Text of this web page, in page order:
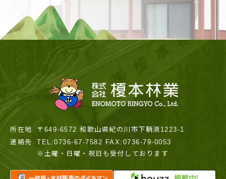
所在地
〒649-6572 和歌山県紀の川市下鞆渕1223-1
連絡先
TEL:0736-67-7582 FAX:0736-79-0053
※土曜・日曜・祝日も受付しております